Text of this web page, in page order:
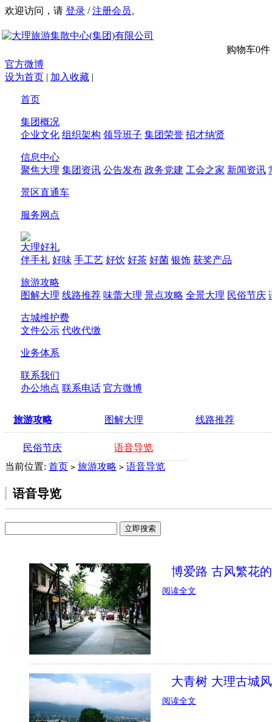
欢迎访问，请 登录 /注册会员。
购物车0件
官方微博
设为首页 | 加入收藏 |
首页
集团概况
企业文化 组织架构 领导班子 集团荣誉 招才纳贤
信息中心
聚焦大理 集团资讯 公告发布 政务党建 工会之家 新闻资讯
景区直通车
服务网点
大理好礼
伴手礼 好味 手工艺 好饮 好茶 好菌 银饰 获奖产品
旅游攻略
图解大理 线路推荐 味蕾大理 景点攻略 全景大理 民俗节庆
古城维护费
文件公示 代收代缴
业务体系
联系我们
办公地点 联系电话 官方微博
旅游攻略 图解大理 线路推荐
民俗节庆
语音导览
当前位置: 首页 > 旅游攻略 > 语音导览
语音导览
博爱路 古风繁花
阅读全文
大青树 大理古城
阅读全文